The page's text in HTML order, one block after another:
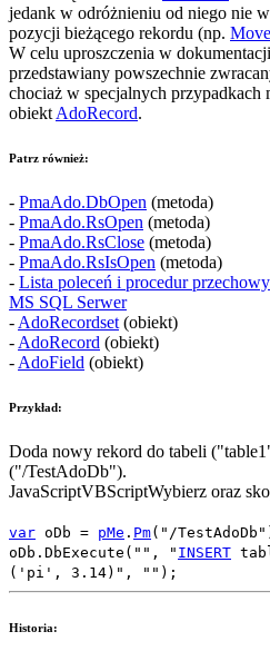
jedank w odróżnieniu od niego nie
pozycji bieżącego rekordu (np.
W celu uproszczenia w
przedstawiany powszechnie
chociaż w specjalnych przypadkach
obiektAdoRecord.
Patrz również:
- PmaAdo.DbOpen (metoda)
- PmaAdo.RsOpen (metoda)
- PmaAdo.RsClose (metoda)
- PmaAdo.RsIsOpen (metoda)
- Lista poleceń i procedur
MS SQL Serwer
-AdoRecordset(obiekt)
-AdoRecord (obiekt)
-AdoField (obiekt)
Przykład:
Doda nowy rekord do tabeli (
("/TestAdoDb").
JavaScriptVBScriptWybierz oraz
var oDb = pMe . Pm( "/TestAdoDb"
oDb . DbExecute ( "" , " INSERT
('pi', 3.14)" , "" );
Historia: